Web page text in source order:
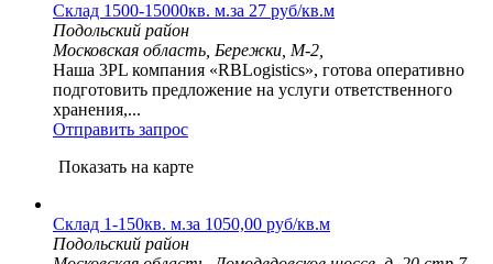
Склад 1500-15000кв. м.за 27 руб/кв.м
Подольский район
Московская область, Бережки, М-2,
Наша 3PL компания «RBLogistics», готова оперативно
подготовить предложение на услуги ответственного
хранения,...
Отправить запрос
Показать на карте
Склад 1-150кв. м.за 1050,00 руб/кв.м
Подольский район